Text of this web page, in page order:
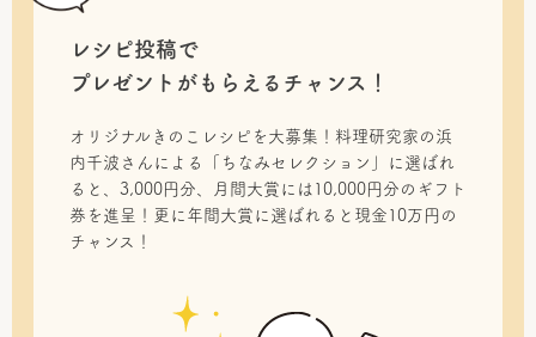
レシピ投稿で
プレゼントがもらえるチャンス！
オリジナルきのこレシピを大募集！料理研究家の浜
内千波さんによる「ちなみセレクション」に選ばれ
ると、3,000円分、月間大賞には10,000円分のギフト
券を進呈！更に年間大賞に選ばれると現金10万円の
チャンス！